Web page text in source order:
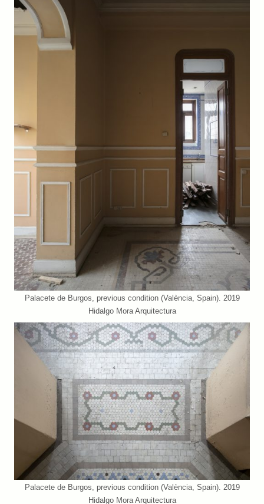
Palacete de Burgos, previous condition (València, Spain). 2019
Hidalgo Mora Arquitectura
Palacete de Burgos, previous condition (València, Spain). 2019
Hidalgo Mora Arquitectura